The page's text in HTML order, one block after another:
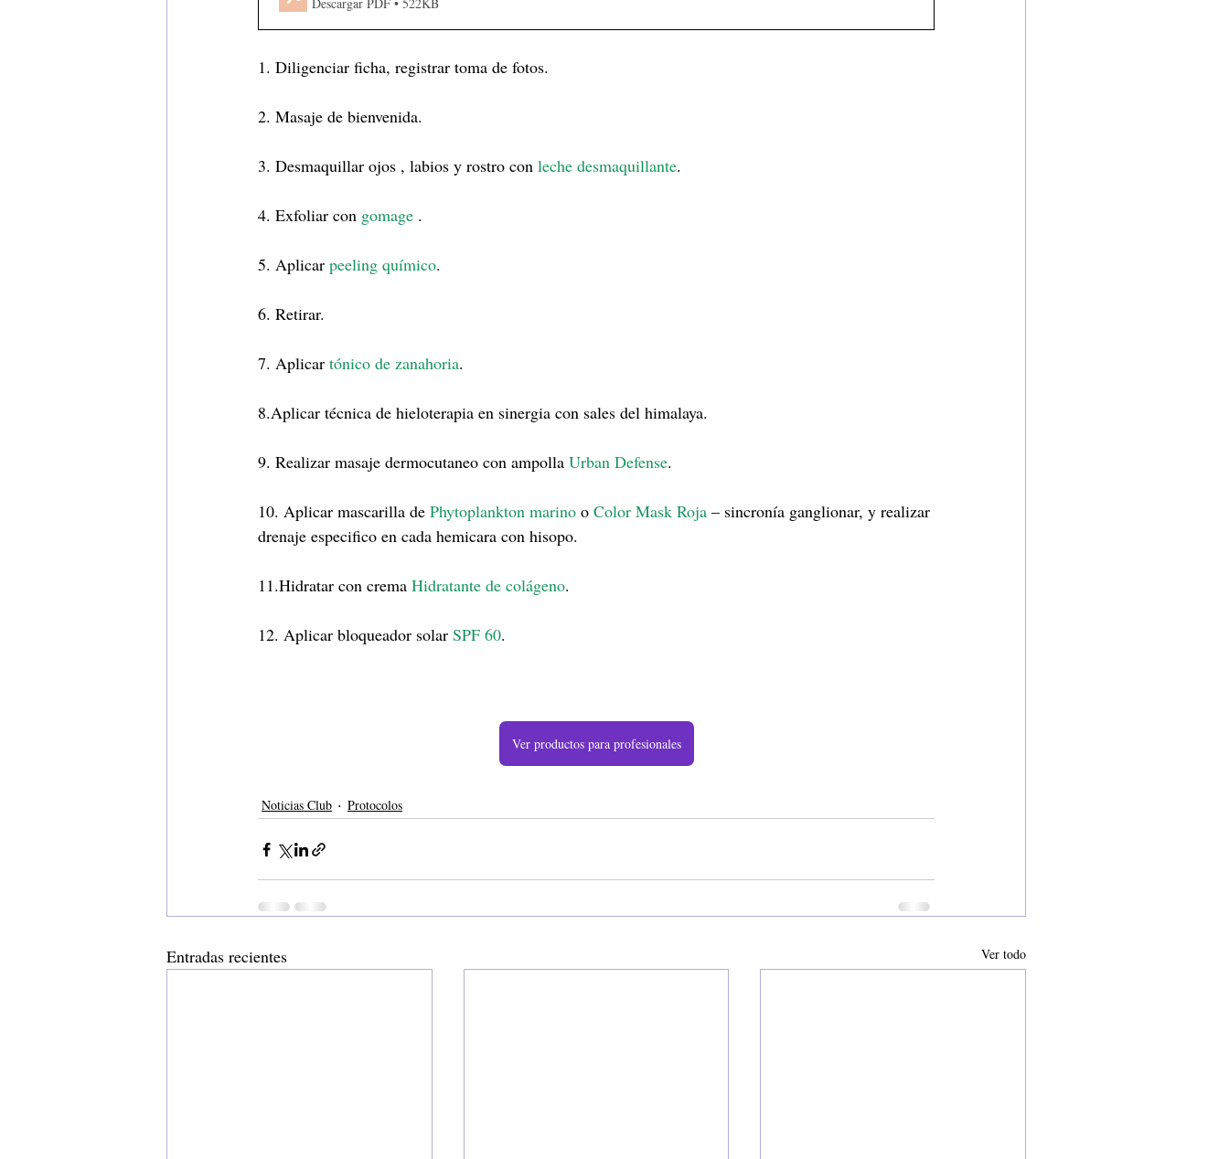
1. Diligenciar ficha, registrar toma de fotos.
2. Masaje de bienvenida.
3. Desmaquillar ojos , labios y rostro con leche desmaquillante.
4. Exfoliar con gomage .
5. Aplicar peeling químico.
6. Retirar.
7. Aplicar tónico de zanahoria.
8.Aplicar técnica de hieloterapia en sinergia con sales del himalaya.
9. Realizar masaje dermocutaneo con ampolla Urban Defense.
10. Aplicar mascarilla de Phytoplankton marino o Color Mask Roja – sincronía ganglionar, y realizar
drenaje especifico en cada hemicara con hisopo.
11.Hidratar con crema Hidratante de colágeno.
12. Aplicar bloqueador solar SPF 60.
Ver productos para profesionales
Noticias Club Protocolos
Entradas recientes Ver todo